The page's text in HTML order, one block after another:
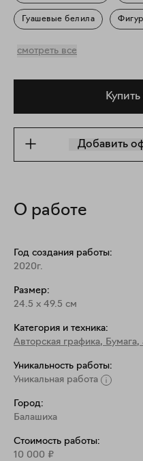
Гуашевые белила
смотреть все
Добавить
О работе
Год создания работы:
2020г.
Размер:
24.5 x 49.5 см
Категория и техника:
Авторская графика, Бумага,
Уникальность работы:
Уникальная работа
Город:
Балашиха
Стоимость работы:
10 000 ₽